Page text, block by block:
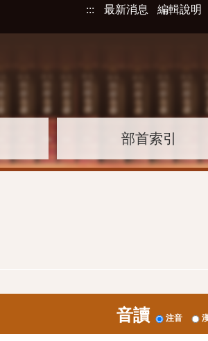
::: 最新消息 編輯說明
部首索引
音讀 注音